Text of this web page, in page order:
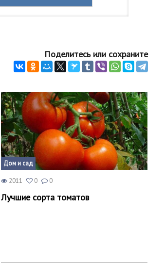
Поделитесь или сохраните
Дом и сад
2011 0 0
Лучшие сорта томатов